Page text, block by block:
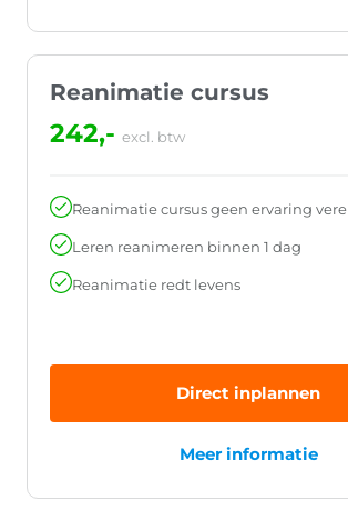
Reanimatie cursus
242,- excl. btw
Reanimatie cursus geen ervaring
Leren reanimeren binnen 1 dag
Reanimatie redt levens
Direct inplannen
Meer informatie